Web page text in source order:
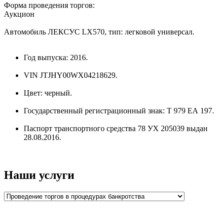
Форма проведения торгов:
Аукцион
Автомобиль ЛЕКСУС LX570, тип: легковой универсал.
Год выпуска: 2016.
VIN JTJHY00WX04218629.
Цвет: черный.
Государственный регистрационный знак: Т 979 ЕА 197.
Паспорт транспортного средства 78 УХ 205039 выдан
28.08.2016.
Наши услуги